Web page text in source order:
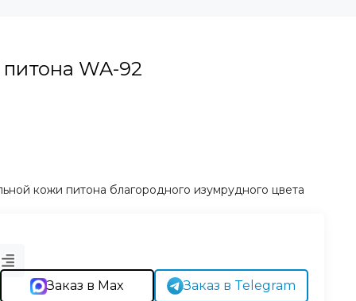
WA-92
кожи питона благородного изумрудного цвета
Заказ в Max Заказ в Telegram